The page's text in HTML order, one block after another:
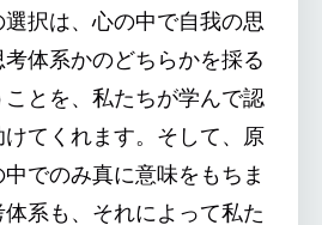
択は、心の中で自我の思
体系かのどちらかを採る
とを、私たちが学んで認
てくれます。そして、原
でのみ真に意味をもちま
系も、それによって私た